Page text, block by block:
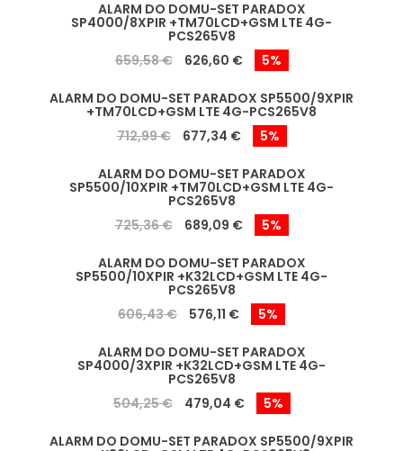
ALARM DO DOMU-SET PARADOX
SP4000/8XPIR +TM70LCD+GSM LTE 4G-
PCS265V8
659,58 €
626,60 € 5%
ALARM DO DOMU-SET PARADOX SP5500/9XPIR
+TM70LCD+GSM LTE 4G-PCS265V8
712,99 €
677,34 € 5%
ALARM DO DOMU-SET PARADOX
SP5500/10XPIR +TM70LCD+GSM LTE 4G-
PCS265V8
725,36 €
689,09 € 5%
ALARM DO DOMU-SET PARADOX
SP5500/10XPIR +K32LCD+GSM LTE 4G-
PCS265V8
606,43 €
576,11 € 5%
ALARM DO DOMU-SET PARADOX
SP4000/3XPIR +K32LCD+GSM LTE 4G-
PCS265V8
504,25 €
479,04 € 5%
ALARM DO DOMU-SET PARADOX SP5500/9XPIR